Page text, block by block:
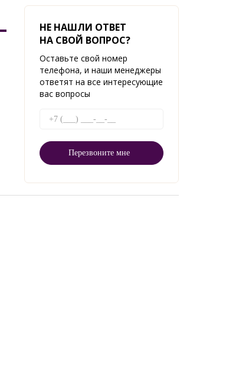
НЕ НАШЛИ ОТВЕТ
НА СВОЙ ВОПРОС?
Оставьте свой номер
телефона, и наши менеджеры
ответят на все интересующие
вас вопросы